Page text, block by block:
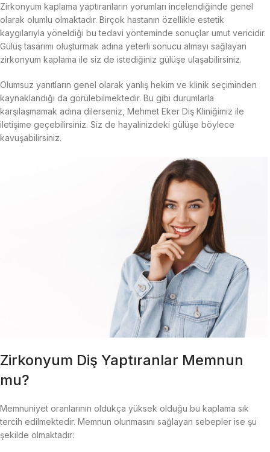
Zirkonyum kaplama yaptıranların yorumları incelendiğinde genel
olarak olumlu olmaktadır. Birçok hastanın özellikle estetik
kaygılarıyla yöneldiği bu tedavi yönteminde sonuçlar umut vericidir.
Gülüş tasarımı oluşturmak adına yeterli sonucu almayı sağlayan
zirkonyum kaplama ile siz de istediğiniz gülüşe ulaşabilirsiniz.
Olumsuz yanıtların genel olarak yanlış hekim ve klinik seçiminden
kaynaklandığı da görülebilmektedir. Bu gibi durumlarla
karşılaşmamak adına dilerseniz, Mehmet Eker Diş Kliniğimiz ile
iletişime geçebilirsiniz. Siz de hayalinizdeki gülüşe böylece
kavuşabilirsiniz.
Zirkonyum Diş Yaptıranlar Memnun
mu?
Memnuniyet oranlarının oldukça yüksek olduğu bu kaplama sık
tercih edilmektedir. Memnun olunmasını sağlayan sebepler ise şu
şekilde olmaktadır: